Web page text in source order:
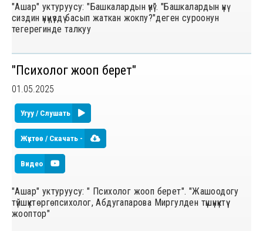
"Ашар" уктуруусу: "Башкалардын үнү". "Башкалардын үнү
сиздин үнүңүздү басып жаткан жокпу?"деген суроонун
тегерегинде талкуу
"Психолог жооп берет"
01.05.2025
Угуу / Слушать
Жүктөө / Скачать -
Видео
"Ашар" уктуруусу: " Психолог жооп берет". "Жашоодогу
түйшүктөргөпсихолог, Абдугапарова Миргулден түшүнүктүү
жооптор"